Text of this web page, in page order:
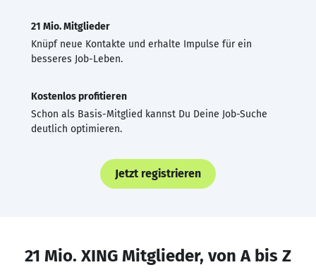
21 Mio. Mitglieder
Knüpf neue Kontakte und erhalte Impulse für ein
besseres Job-Leben.
Kostenlos profitieren
Schon als Basis-Mitglied kannst Du Deine Job-Suche
deutlich optimieren.
Jetzt registrieren
21 Mio. XING Mitglieder, von A bis Z